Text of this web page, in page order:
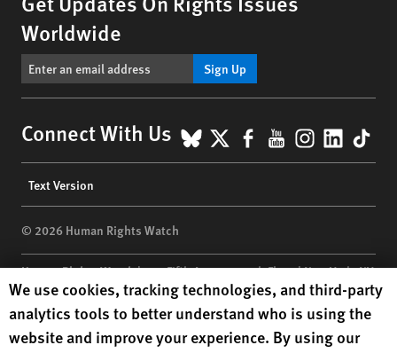
Worldwide
Sign Up
Connect With Us BlueSky
X Facebook
YouTube
menu
Text Version
© 2026 Human Rights Watch
Human Rights Watch| 350 Fifth Avenue, 34th Floor | New York,NY
10118-3299USA|t 1.212.290.4700
Human Rights Watchis a 501(C)(3) nonprofit registered in the US
under EIN: 13-2875808
Human Rights Watch cookie preferences
We use cookies, tracking technologies, and third-party
analytics tools to better understand who is using the
website and improve your experience. By using our